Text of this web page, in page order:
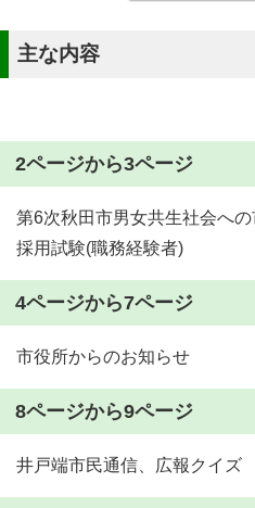
主な内容
2ページから3ページ
第6次秋田市男女共生社会へ
採用試験(職務経験者)
4ページから7ページ
市役所からのお知らせ
8ページから9ページ
井戸端市民通信、広報クイズ